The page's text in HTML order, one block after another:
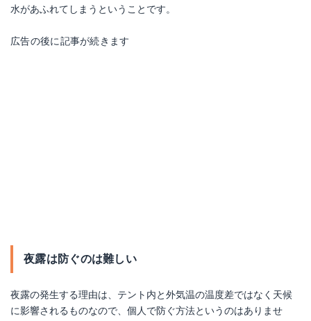
水があふれてしまうということです。
広告の後に記事が続きます
夜露は防ぐのは難しい
夜露の発生する理由は、テント内と外気温の温度差ではなく天候
に影響されるものなので、個人で防ぐ方法というのはありませ